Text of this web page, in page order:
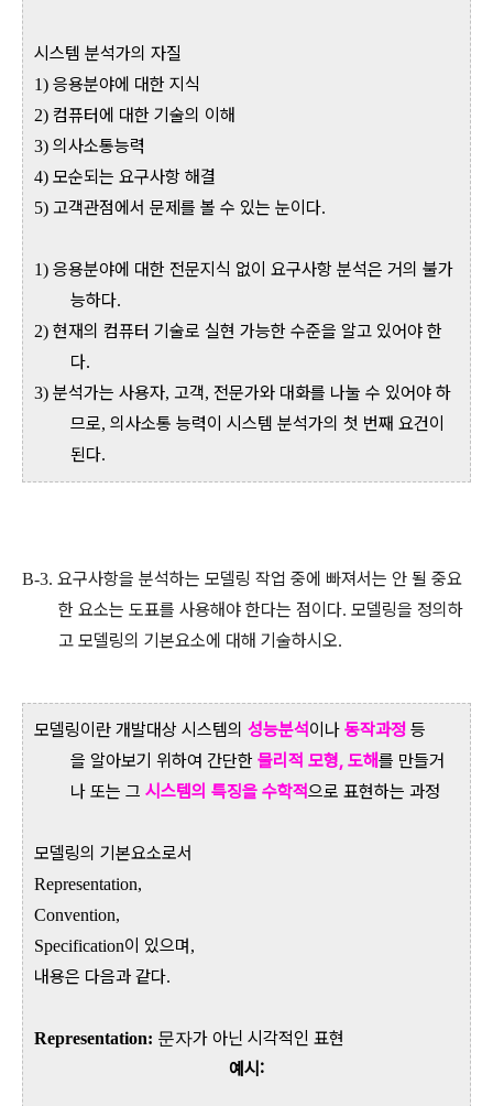
시스템 분석가의 자질
1) 응용분야에 대한 지식
2) 컴퓨터에 대한 기술의 이해
3) 의사소통능력
4) 모순되는 요구사항 해결
5) 고객관점에서 문제를 볼 수 있는 눈이다.
1) 응용분야에 대한 전문지식 없이 요구사항 분석은 거의 불가
능하다.
2) 현재의 컴퓨터 기술로 실현 가능한 수준을 알고 있어야 한
다.
3) 분석가는 사용자, 고객, 전문가와 대화를 나눌 수 있어야 하
므로, 의사소통 능력이 시스템 분석가의 첫 번째 요건이
된다.
B-3. 요구사항을 분석하는 모델링 작업 중에 빠져서는 안 될 중요
한 요소는 도표를 사용해야 한다는 점이다. 모델링을 정의하
고 모델링의 기본요소에 대해 기술하시오.
모델링이란 개발대상 시스템의 성능분석 이나 동작과정 등
을 알아보기 위하여 간단한 물리적 모형, 도해를 만들거
나 또는 그 시스템의 특징을 수학적으로 표현하는 과정
모델링의 기본요소로서
Representation,
Convention,
Specification이 있으며,
내용은 다음과 같다.
Representation: 문자가 아닌 시각적인 표현
예시: